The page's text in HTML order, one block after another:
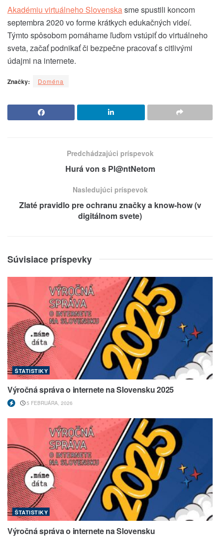
Akadémiu virtuálneho Slovenskasme spustili koncom
septembra 2020 vo forme krátkych edukačných videí.
Týmto spôsobom pomáhame ľuďom vstúpiť do virtuálneho
sveta, začať podnikať či bezpečne pracovať s citlivými
údajmi na internete.
Značky: Doména
Predchádzajúci príspevok
Hurá von s Pl@ntNetom
Nasledujúci príspevok
Zlaté pravidlo pre ochranu značky a know-how (v
digitálnom svete)
Súvisiace príspevky
ŠTATISTIKY
Výročná správa o internete na Slovensku 2025
5 FEBRUÁRA, 2026
ŠTATISTIKY
Výročná správa o internete na Slovensku